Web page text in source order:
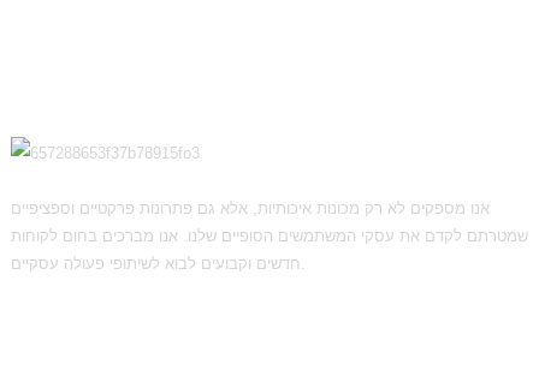
אנו מספקים לא רק מכונות איכותיות, אלא גם פתרונות פרקטיים וספציפיים
שמטרתם לקדם את עסקי המשתמשים הסופיים שלנו. אנו מברכים בחום לקוחות
חדשים וקבועים לבוא לשיתופי פעולה עסקיים.